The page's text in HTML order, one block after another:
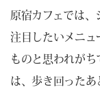
原宿カフェでは、
注目したいメニュ
ものと思われが
は、歩き回った